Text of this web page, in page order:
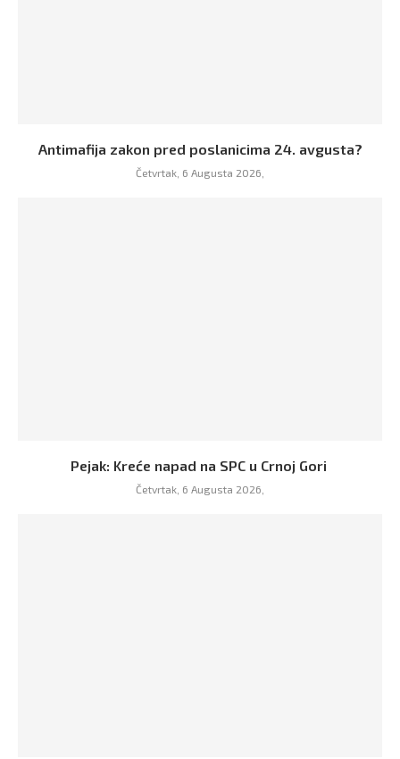
Antimafija zakon pred poslanicima 24. avgusta?
Četvrtak, 6 Augusta 2026,
Pejak: Kreće napad na SPC u Crnoj Gori
Četvrtak, 6 Augusta 2026,